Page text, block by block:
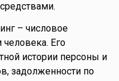
– числовое
Его
истории персоны и
задолженности по